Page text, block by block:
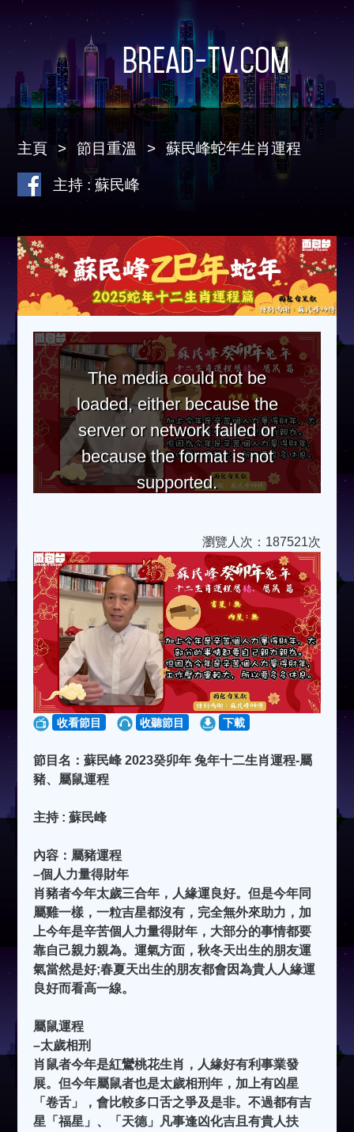
Bread-TV.com
主頁 節目重溫 蘇民峰蛇年生肖運程
主持 : 蘇民峰
The media could not be
loaded, either because the
server or network failed or
because the format is not
supported.
瀏覽人次：187521次
收看節目 收聽節目 下載
節目名：蘇民峰 2023癸卯年 兔年十二生肖運程-屬
豬、屬鼠運程
主持 : 蘇民峰
內容：屬豬運程
–個人力量得財年
肖豬者今年太歲三合年，人緣運良好。但是今年同
屬雞一樣，一粒吉星都沒有，完全無外來助力，加
上今年是辛苦個人力量得財年，大部分的事情都要
靠自己親力親為。運氣方面，秋冬天出生的朋友運
氣當然是好;春夏天出生的朋友都會因為貴人人緣運
良好而看高一線。
屬鼠運程
–太歲相刑
肖鼠者今年是紅鸞桃花生肖，人緣好有利事業發
展。但今年屬鼠者也是太歲相刑年，加上有凶星
「卷舌」，會比較多口舌之爭及是非。不過都有吉
星「福星」、「天德」凡事逢凶化吉且有貴人扶